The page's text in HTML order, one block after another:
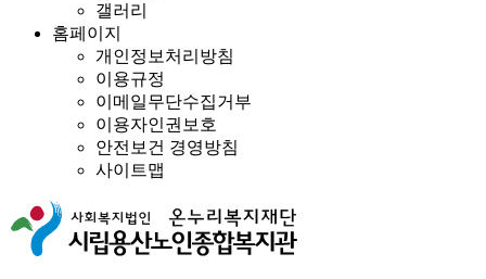
갤러리
홈페이지
개인정보처리방침
이용규정
이메일무단수집거부
이용자인권보호
안전보건 경영방침
사이트맵